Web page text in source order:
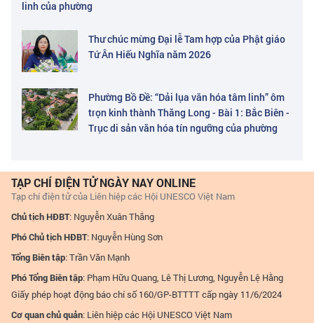
linh của phường
Thư chúc mừng Đại lễ Tam hợp của Phật giáo
Tứ Ân Hiếu Nghĩa năm 2026
Phường Bồ Đề: “Dải lụa văn hóa tâm linh” ôm
trọn kinh thành Thăng Long - Bài 1: Bắc Biên -
Trục di sản văn hóa tín ngưỡng của phường
TẠP CHÍ ĐIỆN TỬ NGÀY NAY ONLINE
Tạp chí điện tử của Liên hiệp các Hội UNESCO Việt Nam
Chủ tịch HĐBT: Nguyễn Xuân Thắng
Phó Chủ tịch HĐBT: Nguyễn Hùng Sơn
Tổng Biên tập: Trần Văn Mạnh
Phó Tổng Biên tập: Phạm Hữu Quang, Lê Thị Lương, Nguyễn Lệ Hằng
Giấy phép hoạt động báo chí số 160/GP-BTTTT cấp ngày 11/6/2024
Cơ quan chủ quản: Liên hiệp các Hội UNESCO Việt Nam